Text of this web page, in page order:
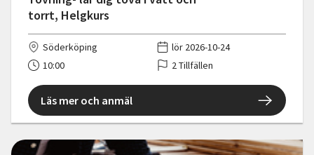
torrt, Helgkurs
Söderköping
lör 2026-10-24
10:00
2 Tillfällen
Läs mer och anmäl